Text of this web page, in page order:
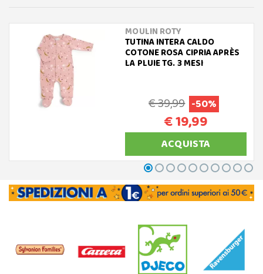
MOULIN ROTY
TUTINA INTERA CALDO
COTONE ROSA CIPRIA APRÈS
LA PLUIE TG. 3 MESI
€ 39,99 -50%
€ 19,99
ACQUISTA